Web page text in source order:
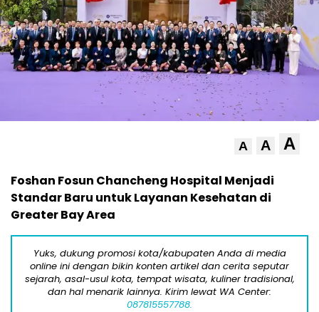
A A A
Foshan Fosun Chancheng Hospital Menjadi
Standar Baru untuk Layanan Kesehatan di
Greater Bay Area
Yuks, dukung promosi kota/kabupaten Anda di media
online ini dengan bikin konten artikel dan cerita seputar
sejarah, asal-usul kota, tempat wisata, kuliner tradisional,
dan hal menarik lainnya. Kirim lewat WA Center:
087815557788.